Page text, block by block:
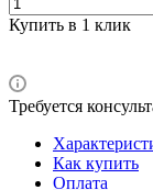
Купить в 1 клик
Требуется
Как купить
Оплата